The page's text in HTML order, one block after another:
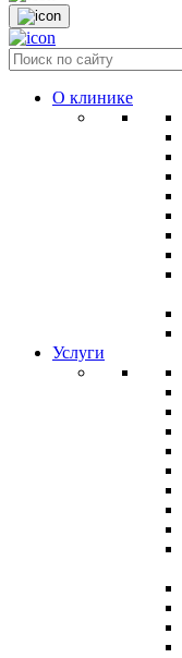
О клинике
Услуги